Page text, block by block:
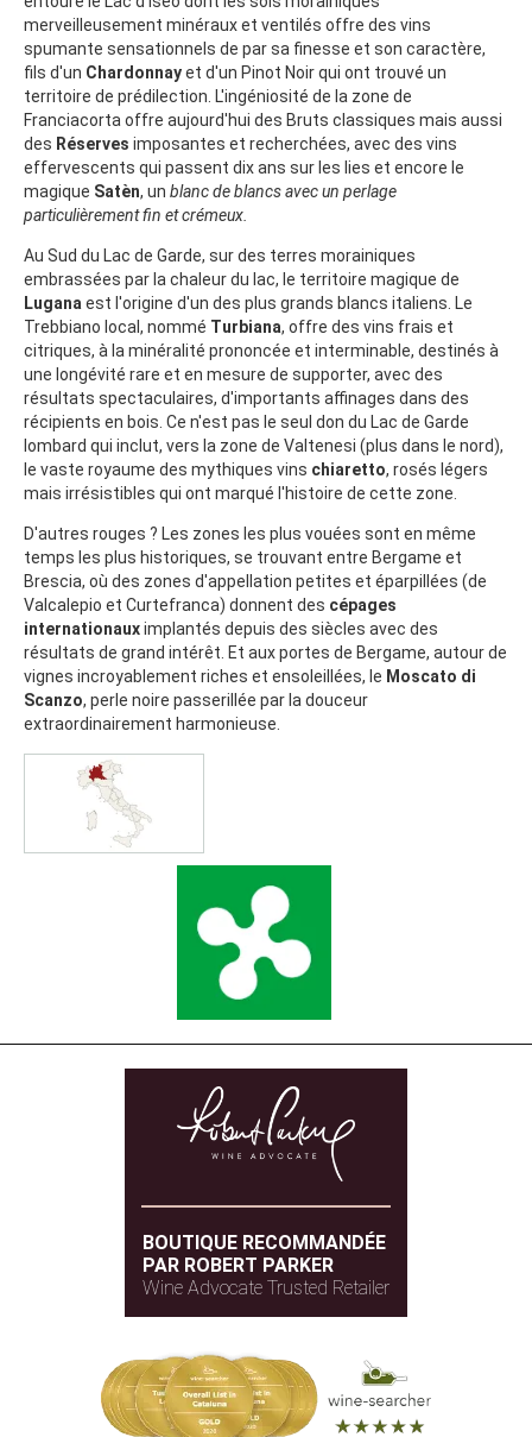
merveilleusement minéraux et ventilés offre des vins
spumante sensationnels de par sa finesse et son caractère,
fils d'un Chardonnayet d'un Pinot Noir qui ont trouvé un
territoire de prédilection. L'ingéniosité de la zone de
Franciacorta offre aujourd'hui des Bruts classiques mais aussi
des Réserves imposantes et recherchées, avec des vins
effervescents qui passent dix ans sur les lies et encore le
magique Satèn, un blanc de blancsavec un perlage
particulièrement fin et crémeux.
Au Sud du Lac de Garde, sur des terres morainiques
embrassées par la chaleur du lac, le territoire magique de
Luganaest l'origine d'un des plus grands blancs italiens. Le
Trebbiano local, nommé Turbiana, offre des vins frais et
citriques, à la minéralité prononcée et interminable, destinés à
une longévité rare et en mesure de supporter, avec des
résultats spectaculaires, d'importants affinages dans des
récipients en bois. Ce n'est pas le seul don du Lac de Garde
lombard qui inclut, vers la zone de Valtenesi (plus dans le nord),
le vaste royaume des mythiques vins chiaretto, rosés légers
mais irrésistibles qui ont marqué l'histoire de cette zone.
D'autres rouges ? Les zones les plus vouées sont en même
temps les plus historiques, se trouvant entre Bergame et
Brescia, où des zones d'appellation petites et éparpillées (de
Valcalepio et Curtefranca) donnent des cépages
internationauximplantés depuis des siècles avec des
résultats de grand intérêt. Et aux portes de Bergame, autour de
vignes incroyablement riches et ensoleillées, le Moscato di
Scanzo, perle noire passerillée par la douceur
extraordinairement harmonieuse.
BOUTIQUE RECOMMANDÉE
PAR ROBERT PARKER
Wine Advocate Trusted Retailer